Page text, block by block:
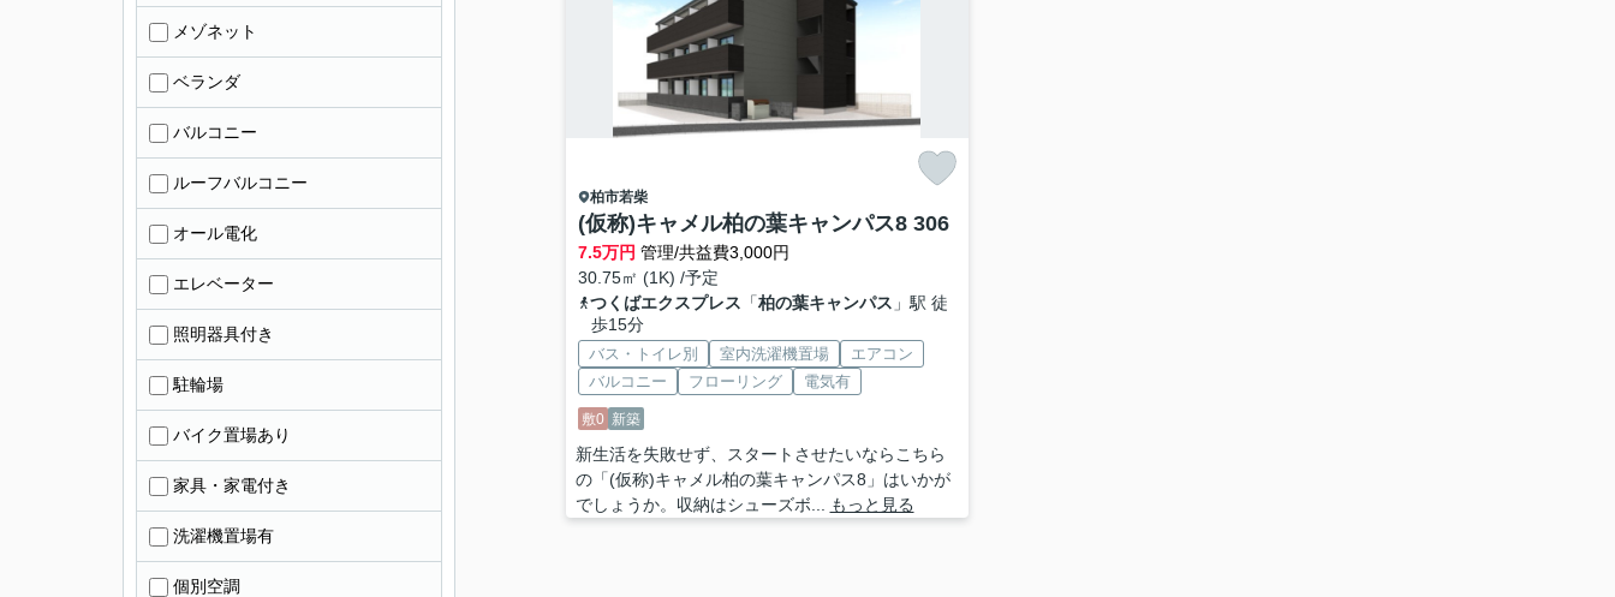
柏市若柴
(仮称)キャメル柏の葉キャンパス8 306
7.5万円 管理/共益費3,000円
30.75㎡ (1K) /予定
つくばエクスプレス 「柏の葉キャンパス 」駅 徒
歩15分
バス・トイレ別 室内洗濯機置場
エアコン
バルコニー
フローリング 電気有
敷0 新築
新生活を失敗せず、スタートさせたいならこちら
の「(仮称)キャメル柏の葉キャンパス8」はいかが
でしょうか。収納はシューズボ...
もっと見る
メゾネット
ベランダ
バルコニー
ルーフバルコニー
オール電化
エレベーター
照明器具付き
駐輪場
バイク置場あり
家具・家電付き
洗濯機置場有
個別空調